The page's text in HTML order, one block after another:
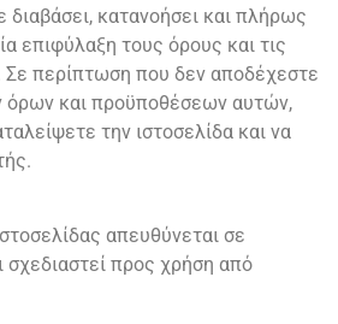
διαβάσει, κατανοήσει και πλήρως
επιφύλαξη τους όρους και τις
Σε περίπτωση που δεν αποδέχεστε
όρων και προϋποθέσεων αυτών,
την ιστοσελίδα και να
απευθύνεται σε
σχεδιαστεί προς χρήση από